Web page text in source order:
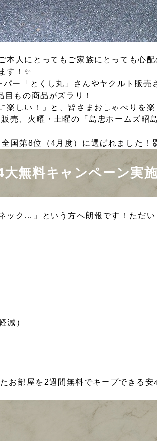
本人にとってもご家族にとっても心
す！✨
パー「とくし丸」さんやヤクルト販
もの商品がズラリ！
楽しい！」と、皆さまおしゃべりを
売、火曜・土曜の「島忠ホームズ昭
国第8位（4月度）に選ばれました！🎖️
無料キャンペーン実
ック…」という方へ朗報です！ただ
減）
お部屋を2週間無料でキープできる